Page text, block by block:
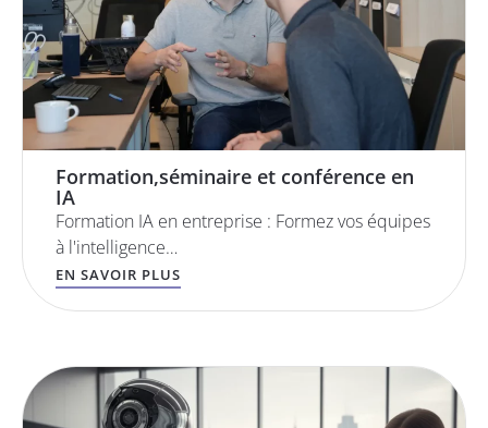
Formation,séminaire et conférence en
IA
Formation IA en entreprise : Formez vos équipes
à l'intelligence…
EN SAVOIR PLUS